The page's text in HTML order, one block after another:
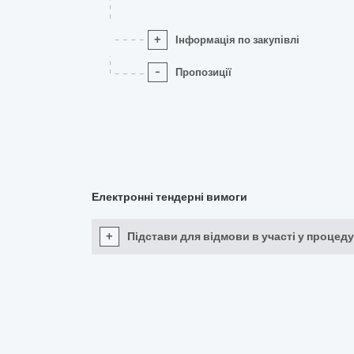
+ Інформація по закупівлі
- Пропозиції
Електронні тендерні вимоги
+ Підстави для відмови в участі у